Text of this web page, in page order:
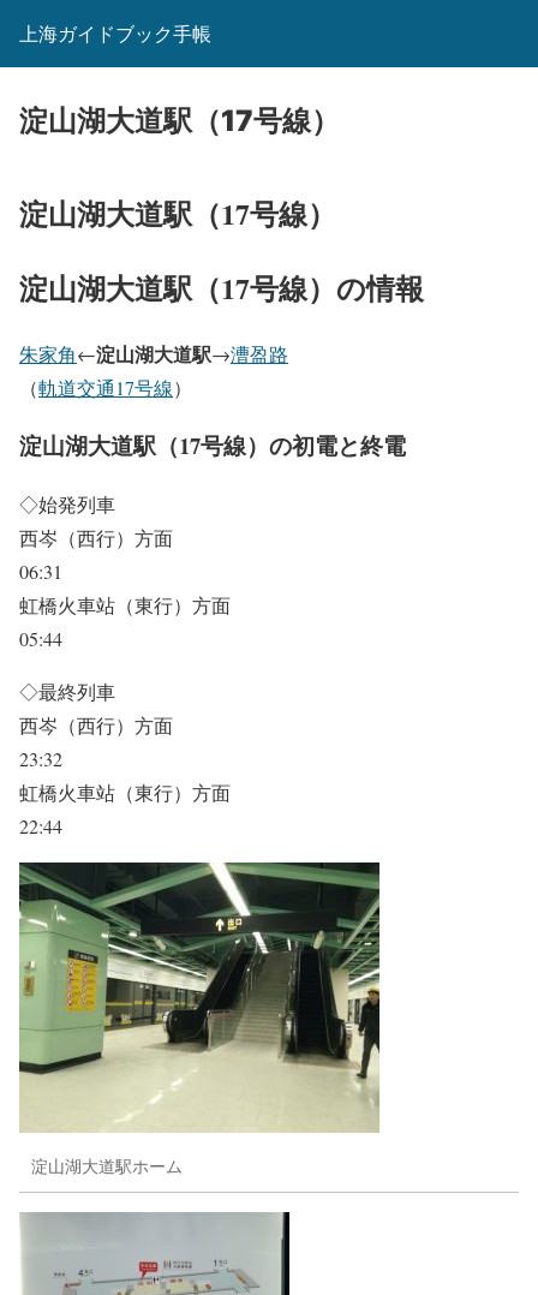
上海ガイドブック手帳
淀山湖大道駅（17号線）
淀山湖大道駅（17号線）
淀山湖大道駅（17号線）の情報
朱家角←淀山湖大道駅→漕盈路
（軌道交通17号線）
淀山湖大道駅（17号線）の初電と終電
◇始発列車
西岑（西行）方面
06:31
虹橋火車站（東行）方面
05:44
◇最終列車
西岑（西行）方面
23:32
虹橋火車站（東行）方面
22:44
淀山湖大道駅ホーム